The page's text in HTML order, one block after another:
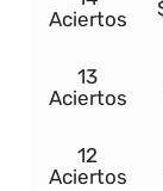
Aciertos
13
Aciertos
12
Aciertos